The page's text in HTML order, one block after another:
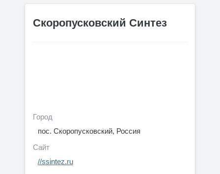
Скоропусковский Синтез
Город
пос. Скоропусковский, Россия
Сайт
//ssintez.ru